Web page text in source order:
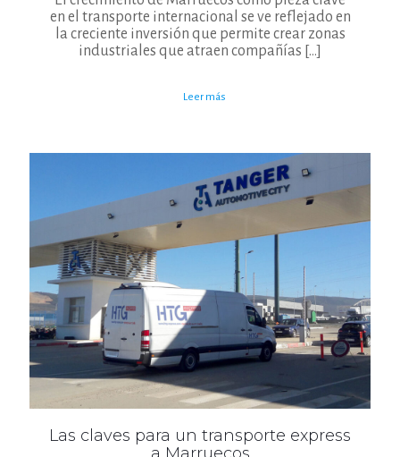
en el transporte internacional se ve reflejado en
la creciente inversión que permite crear zonas
industriales que atraen compañías […]
Leer más
Las claves para un transporte express